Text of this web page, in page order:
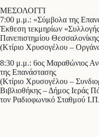
ΜΕΣΟΛΟΓΓΙ
7:00 μ.μ.: «Σύμβολα της
Έκθεση τεκμηρίων
Πανεπιστημίου
(Κτίριο Χρυσογέλου –
8:30 μ.μ.: 6ος Μαραθώνιος
της Επανάστασης
(Κτίριο Χρυσογέλου –
Βιβλιοθήκης – Δήμος Ιεράς
τον Ραδιοφωνικό Σταθμού